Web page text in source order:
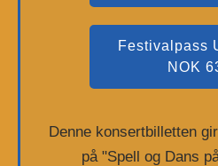
Festivalpass
NOK
Denne konsertbilletten
på "Spell og Dans